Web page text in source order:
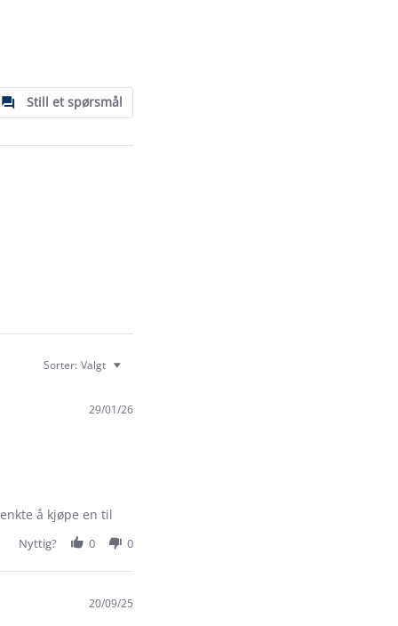
Still et spørsmål
Sorter: Valgt
29/01/26
å kjøpe en til
Nyttig? 0 0
20/09/25